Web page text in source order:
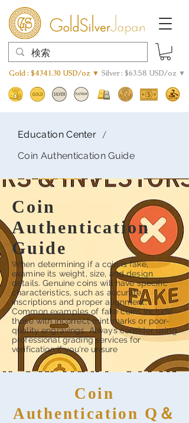
Gold : $4341.30 USD/oz ▼ Silver : $63.58 USD/oz ▼
Education Center /
Coin Authentication Guide
Coin
Authentication
Guide
When determining if a coin is fake,
examine its weight, size, and design
details. Genuine coins will have specific
characteristics, such as accurate
inscriptions and proper alignment.
Common examples of fake coins include
those with incorrect mint marks or poor-
quality engravings. Always consider using
professional grading services for
verification if you're unsure
Coin
Authentication Q＆